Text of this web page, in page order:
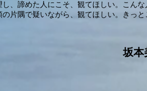
し、諦めた人にこそ、観てほしい。こん
の片隅で疑いながら、観てほしい。きっ
坂本